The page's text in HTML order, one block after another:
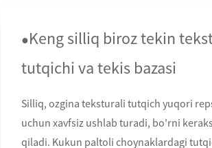
●Keng silliq biroz tekin
tutqichi va tekis bazasi
Silliq, ozgina teksturali tutqich yuqori
uchun xavfsiz ushlab turadi, bo'rni
qiladi. Kukun paltoli choynaklardagi